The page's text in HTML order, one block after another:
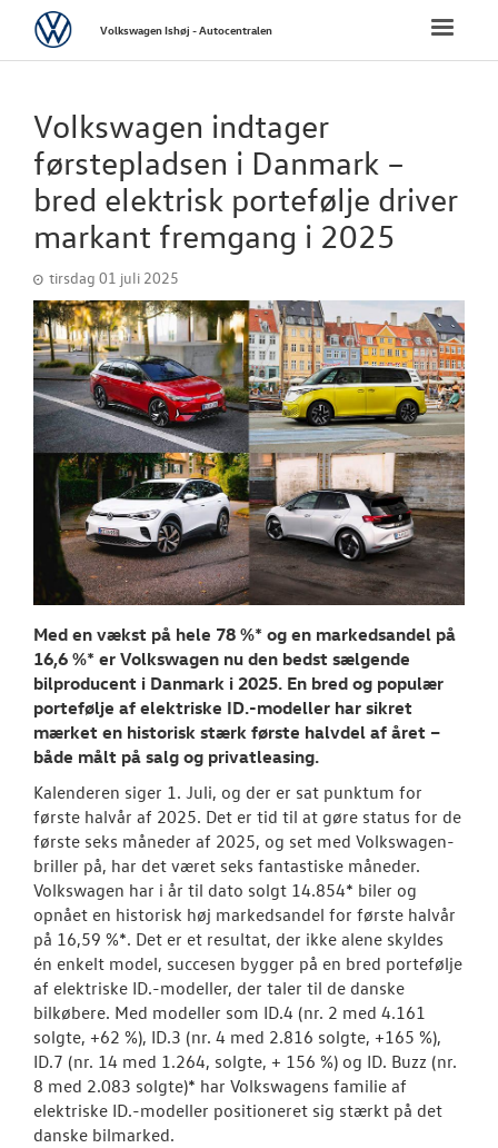
NYE VAREBILER
VÆRKSTED
SKADECENTER
TILBEHØR
NYHEDER
Tilmeld dig
Danmarks
Aktuelt
OM OS
RESERVEDELE
Toggle
VolkswagenVolkswagen Ishøj - Autocentralen
Volkswagen indtager
førstepladsen i Danmark –
bred elektrisk portefølje driver
markant fremgang i 2025
tirsdag 01 juli 2025
Med en vækst på hele 78 %* og en markedsandel på
16,6 %* er Volkswagen nu den bedst sælgende
bilproducent i Danmark i 2025. En bred og populær
portefølje af elektriske ID.-modeller har sikret
mærket en historisk stærk første halvdel af året –
både målt på salg og privatleasing.
Kalenderen siger 1. Juli, og der er sat punktum for
første halvår af 2025. Det er tid til at gøre status for de
første seks måneder af 2025, og set med Volkswagen-
briller på, har det været seks fantastiske måneder.
Volkswagen har i år til dato solgt 14.854* biler og
opnået en historisk høj markedsandel for første halvår
på 16,59 %*. Det er et resultat, der ikke alene skyldes
én enkelt model, succesen bygger på en bred portefølje
af elektriske ID.-modeller, der taler til de danske
bilkøbere. Med modeller som ID.4 (nr. 2 med 4.161
solgte, +62 %), ID.3 (nr. 4 med 2.816 solgte, +165 %),
ID.7 (nr. 14 med 1.264, solgte, + 156 %) og ID. Buzz (nr.
8 med 2.083 solgte)* har Volkswagens familie af
elektriske ID.-modeller positioneret sig stærkt på det
danske bilmarked.